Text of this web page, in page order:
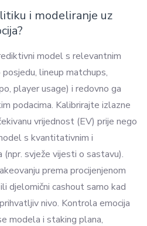
i modeliranje uz
model s relevantnim
lineup matchups,
player usage) i redovno ga
podacima. Kalibrirajte izlazne
vrijednost (EV) prije nego
s kvantitativnim i
svježe vijesti o sastavu).
prema procijenjenom
djelomični cashout samo kad
nivo. Kontrola emocija
modela i staking plana,